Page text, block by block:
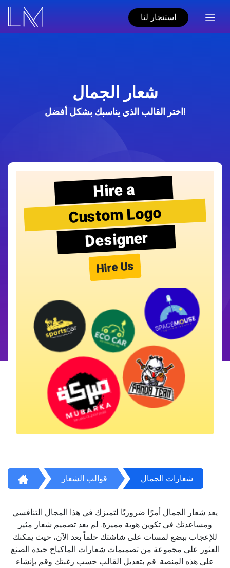
استئجار لنا
شعار الجمال
اختر القالب الذي يناسبك بشكل أفضل!
Hire a
Custom Logo
Designer
Hire Us
قوالب الشعار شعارات الجمال
يعد شعار الجمال أمرًا ضروريًا لتميزك في هذا المجال التنافسي
ومساعدتك في تكوين هوية مميزة. لم يعد تصميم شعار مثير
للإعجاب ببضع لمسات على شاشتك حلماً بعد الآن، حيث يمكنك
العثور على مجموعة من تصميمات شعارات الماكياج جيدة الصنع
على هذه المنصة. قم بتعديل القالب حسب رغبتك وقم بإنشاء